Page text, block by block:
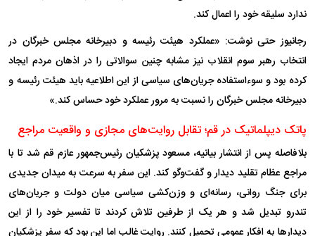
ندارد سلیقه خود را اعمال کند.
رجانیوز حتی نوشت: «عملکرد هیئت رئیسه و دبیرخانه مجلس خبرگان در
انتخاب رهبر سوم انقلاب نیز مشابه چنین سوالاتی را در اذهان مردم ایجاد
کرده بود و سوءاستفاده جریان‌های سیاسی از این اطلاعیه باید هیئت رئیسه و
دبیرخانه مجلس خبرگان را نسبت به مرور عملکرد خود حساس کند.»
پاتک دیپلماتیک در قم؛ تقابل روایت‌های مجازی و واقعیت مراجع
بلافاصله پس از انتشار بیانیه‌، مسعود پزشکیان رئیس‌جمهور عازم قم شد تا با
مراجع عظام تقلید دیدار و گفت‌و‌گو کند. این سفر به سرعت به میدان جدیدی
برای جنگ روانی، رسانه‌ای و وزن‌کشی سیاسی میان دولت و جریان‌های
تندرو تبدیل شد و هر یک از طرفین تلاش کردند تا تفسیر خود را از این
دیدار‌ها به افکار عمومی تحمیل کنند. روایت غالب اما این بود که سفر پزشکیان